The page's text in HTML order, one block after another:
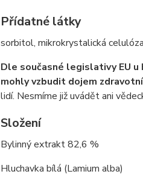
Přídatné látky
sorbitol, mikrokrystalická
Dle současné legislativy EU
mohly vzbudit dojem
lidí. Nesmíme již uvádět ani
Složení
Bylinný extrakt 82,6 %
Hluchavka bílá (Lamium alba)